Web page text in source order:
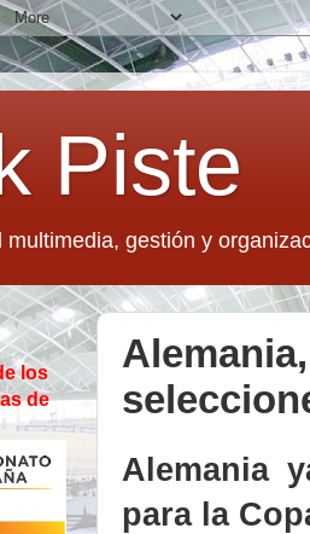
Piste
multimedia, gestión y
Alemania
para la
los
de